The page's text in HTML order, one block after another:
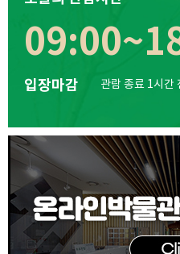
입장마감 관람 종료 1시간